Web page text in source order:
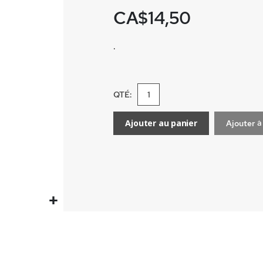
CA$14,50
.
QTÉ:
Ajouter au panier Ajouter